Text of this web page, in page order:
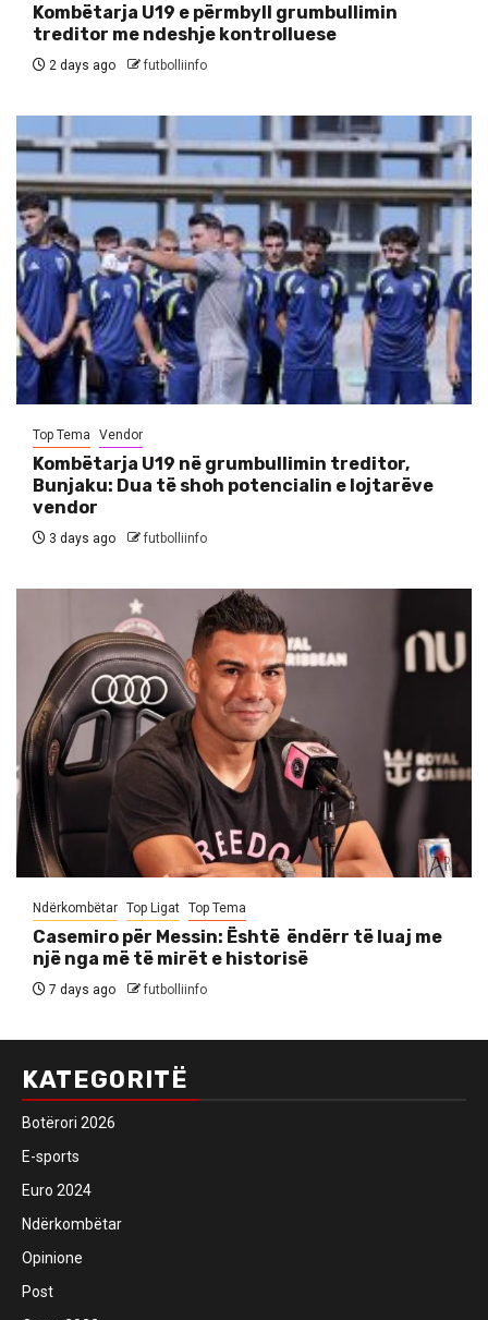
Kombëtarja U19 e përmbyll grumbullimin
treditor me ndeshje kontrolluese
2 days ago futbolliinfo
Top Tema Vendor
Kombëtarja U19 në grumbullimin treditor,
Bunjaku: Dua të shoh potencialin e lojtarëve
vendor
3 days ago futbolliinfo
Ndërkombëtar Top Ligat Top Tema
Casemiro për Messin: Është ëndërr të luaj me
një nga më të mirët e historisë
7 days ago futbolliinfo
KATEGORITË
Botërori 2026
E-sports
Euro 2024
Ndërkombëtar
Opinione
Post